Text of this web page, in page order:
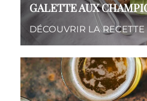
GALETTE AUX
DÉCOUVRIR LA RECETTE